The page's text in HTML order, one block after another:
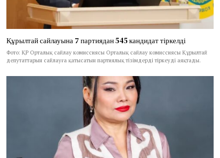
Құрылтай сайлауына 7 партиядан 545 кандидат тіркелді
Фото: ҚР Орталық сайлау комиссиясы Орталық сайлау комиссиясы Құрылтай
депутаттарын сайлауға қатысатын партиялық тізімдерді тіркеуді аяқтады.